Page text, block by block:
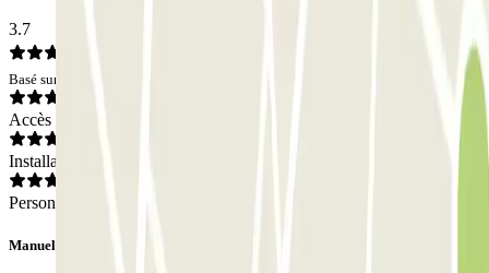
3.7
Basé sur 1 avis
Accès
Installations
Personnel
Manuel